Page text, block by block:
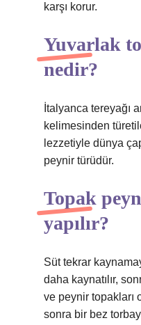
karşı korur.
Yuvarlak
nedir?
İtalyanca tereyağı
kelimesinden
lezzetiyle dünya
peynir türüdür.
Topak
yapılır?
Süt tekrar
daha kaynatılır,
ve peynir topakları
sonra bir bez